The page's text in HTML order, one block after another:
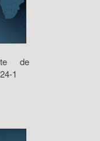
de
1